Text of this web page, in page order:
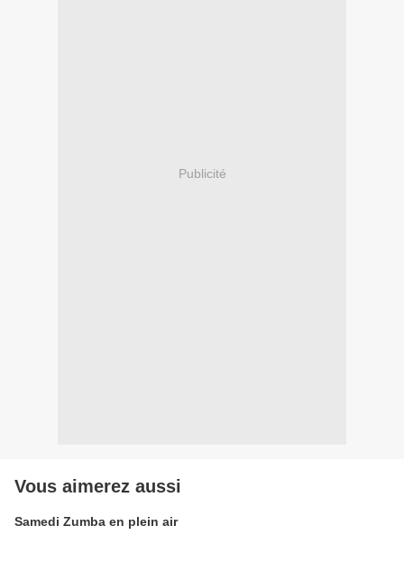
Publicité
Vous aimerez aussi
Samedi Zumba en plein air